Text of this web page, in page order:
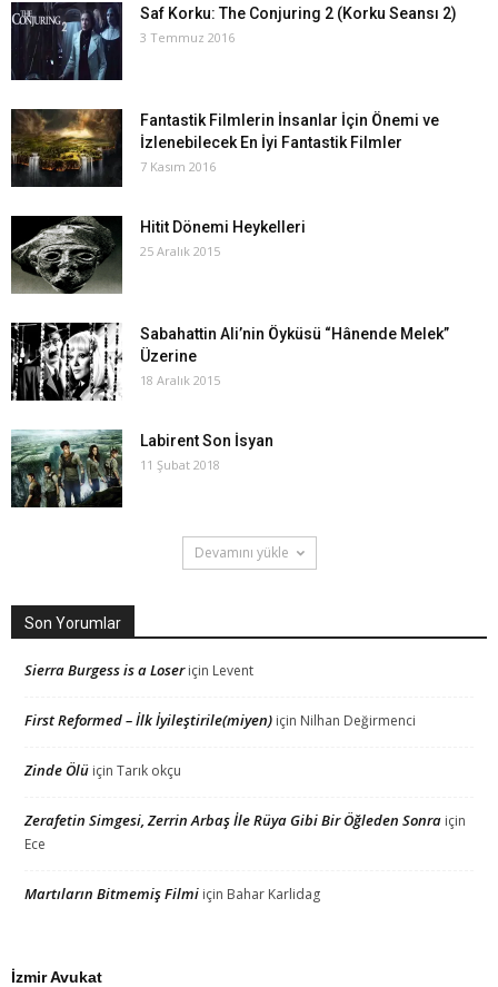
Saf Korku: The Conjuring 2 (Korku Seansı 2)
3 Temmuz 2016
Fantastik Filmlerin İnsanlar İçin Önemi ve
İzlenebilecek En İyi Fantastik Filmler
7 Kasım 2016
Hitit Dönemi Heykelleri
25 Aralık 2015
Sabahattin Ali’nin Öyküsü “Hânende Melek”
Üzerine
18 Aralık 2015
Labirent Son İsyan
11 Şubat 2018
Devamını yükle
Son Yorumlar
Sierra Burgess is a Loseriçin Levent
First Reformed – İlk İyileştirile(miyen) için Nilhan Değirmenci
Zinde Ölü için Tarık okçu
Zerafetin Simgesi, Zerrin Arbaş İle Rüya Gibi Bir Öğleden Sonra için
Ece
Martıların Bitmemiş Filmi için Bahar Karlidag
İzmir Avukat